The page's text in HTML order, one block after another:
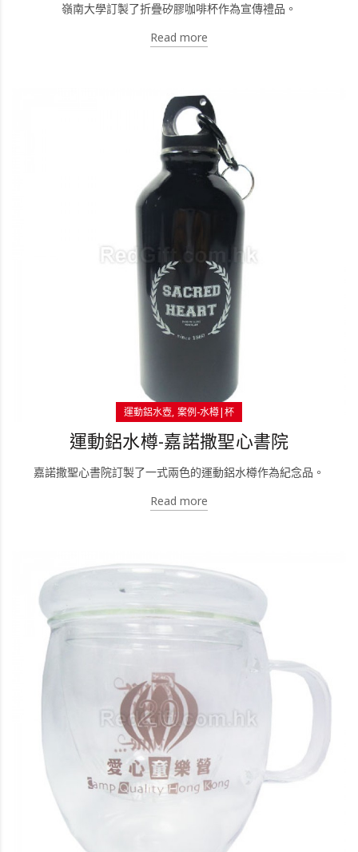
嶺南大學訂製了折疊矽膠咖啡杯作為宣傳禮品。
Read more
運動鋁水壺 案例-水樽|杯
運動鋁水樽-嘉諾撒聖心書院
嘉諾撒聖心書院訂製了一式兩色的運動鋁水樽作為紀念品。
Read more